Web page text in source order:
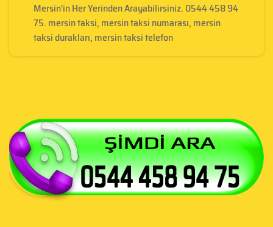
Mersin'in Her Yerinden Arayabilirsiniz. 0544 458 94
75. mersin taksi, mersin taksi numarası, mersin
taksi durakları, mersin taksi telefon